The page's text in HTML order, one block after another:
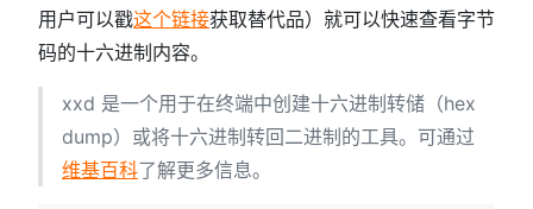
用户可以戳这个链接获取替代品）就可以快速查看字节
码的十六进制内容。
xxd 是一个用于在终端中创建十六进制转储（hex
dump）或将十六进制转回二进制的工具。可通过
维基百科了解更多信息。